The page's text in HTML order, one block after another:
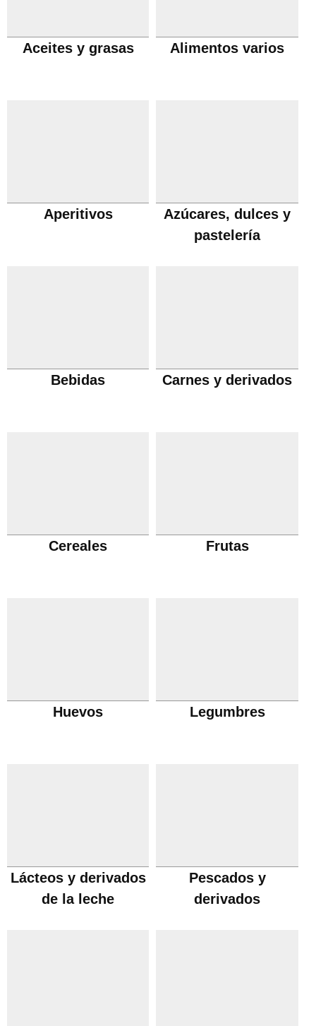
Aceites y grasas Alimentos varios
Aperitivos
Azúcares, dulces y
pastelería
Bebidas Carnes y derivados
Cereales Frutas
Huevos Legumbres
Lácteos y derivados
de la leche
Pescados y
derivados